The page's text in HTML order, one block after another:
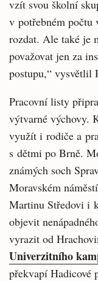
vzít svou školní
v potřebném počtu
rozdat. Ale také je
považovat jen za
postupu,“ vysvětlil
Pracovní listy
výtvarné výchovy.
využít i rodiče a
s dětmi po Brně.
známých soch
Moravském
Martinu Středovi i
objevit
vyrazit od
Univerzitního
překvapí Hadicové